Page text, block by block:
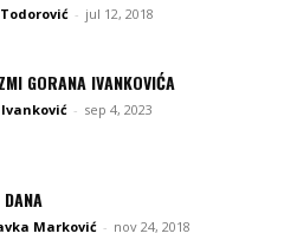
- jul 12, 2018
GORANA IVANKOVIĆA
- sep 4, 2023
Marković - nov 24, 2018